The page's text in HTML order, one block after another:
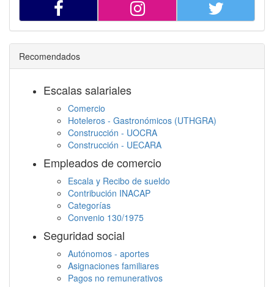
Recomendados
Escalas salariales
Comercio
Hoteleros - Gastronómicos (UTHGRA)
Construcción - UOCRA
Construcción - UECARA
Empleados de comercio
Escala y Recibo de sueldo
Contribución INACAP
Categorías
Convenio 130/1975
Seguridad social
Autónomos - aportes
Asignaciones familiares
Pagos no remunerativos